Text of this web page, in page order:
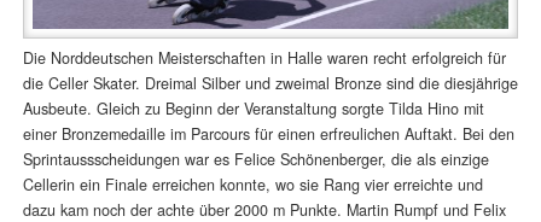
Die Norddeutschen Meisterschaften in Halle waren recht erfolgreich für
die Celler Skater. Dreimal Silber und zweimal Bronze sind die diesjährige
Ausbeute. Gleich zu Beginn der Veranstaltung sorgte Tilda Hino mit
einer Bronzemedaille im Parcours für einen erfreulichen Auftakt. Bei den
Sprintaussscheidungen war es Felice Schönenberger, die als einzige
Cellerin ein Finale erreichen konnte, wo sie Rang vier erreichte und
dazu kam noch der achte über 2000 m Punkte. Martin Rumpf und Felix